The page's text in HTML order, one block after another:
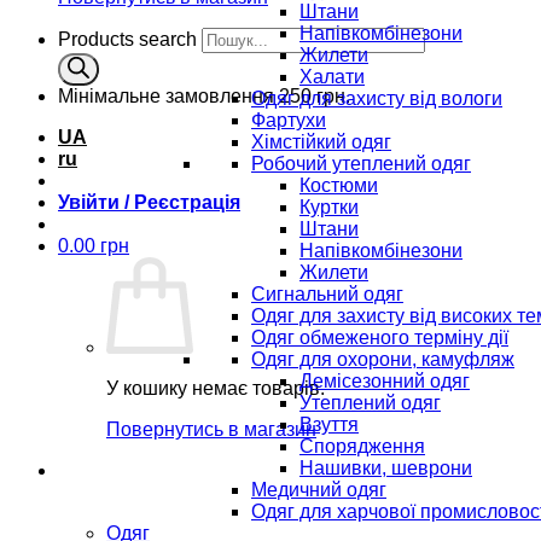
Products search
Мінімальне замовлення250 грн.
UA
ru
Увійти / Реєстрація
0.00 грн
У кошику немає товарів.
Повернутись в магазин
Штани
Напівкомбінезони
Жилети
Халати
Одяг для захисту від вологи
Фартухи
Хімстійкий одяг
Робочий утеплений одяг
Костюми
Куртки
Штани
Напівкомбінезони
Жилети
Сигнальний одяг
Одяг для захисту від високих
Одяг обмеженого терміну дії
Одяг для охорони, камуфляж
Демісезонний одяг
Утеплений одяг
Взуття
Спорядження
Нашивки, шеврони
Медичний одяг
Одяг для харчової
Одяг